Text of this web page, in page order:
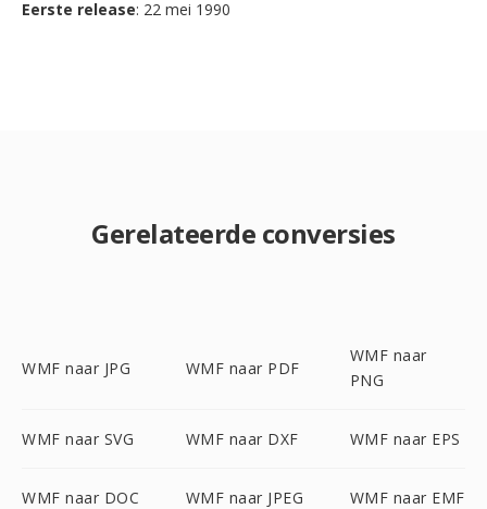
Eerste release: 22 mei 1990
Gerelateerde conversies
WMF naar JPG WMF naar PDF
WMF naar
PNG
WMF naar SVG WMF naar DXF WMF naar EPS
WMF naar DOC WMF naar JPEG WMF naar EMF